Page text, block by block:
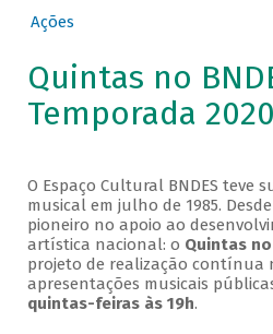
Ações
Quintas no
Temporada 2020
O Espaço Cultural BNDES teve
musical em julho de 1985.
pioneiro no apoio ao
artística nacional: o Quintas no
projeto de realização contínua
apresentações musicais
quintas-feiras às 19h.